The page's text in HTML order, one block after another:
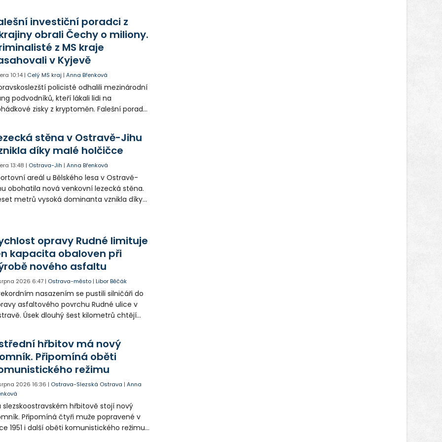
investiční poradci z
obrali Čechy o miliony.
z MS kraje
v Kyjevě
10:14 | Celý MS kraj |Anna Břenková
policisté odhalili mezinárodní
podvodníků, kteří lákali lidi na
zisky z kryptoměn. Falešní poradci
call centra a připravili Čechy o
až stovky milionů korun. Na padesátce
prohlídek v Kyjevě se podíleli i
vyšetřovatelé.
stěna v Ostravě-Jihu
díky malé holčičce
13:48 | Ostrava-Jih |Anna Břenková
areál u Bělského lesa v Ostravě-
obohatila nová venkovní lezecká stěna.
metrů vysoká dominanta vznikla díky
opravy Rudné limituje
kapacita obaloven při
nového asfaltu
2026 6:47 | Ostrava-město |Libor Běčák
nasazením se pustili silničáři do
asfaltového povrchu Rudné ulice v
Úsek dlouhý šest kilometrů chtějí
hřbitov má nový
Připomíná oběti
režimu
2026 16:36 | Ostrava-Slezská Ostrava |Anna
slezskoostravském hřbitově stojí nový
Připomíná čtyři muže popravené v
1951 i další oběti komunistického režimu.